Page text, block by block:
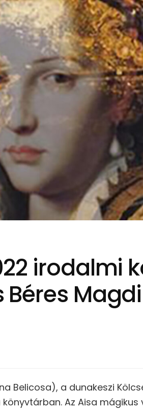
irodalmi
Béres
Belicosa), a dunakeszi
Az Aisa